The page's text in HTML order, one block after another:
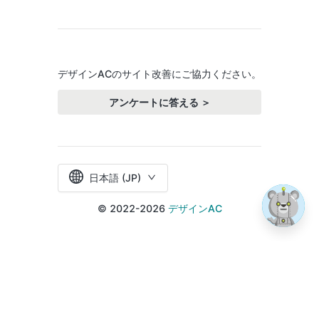
デザインACのサイト改善にご協力ください。
アンケートに答える ＞
日本語 (JP)
© 2022-2026 デザインAC